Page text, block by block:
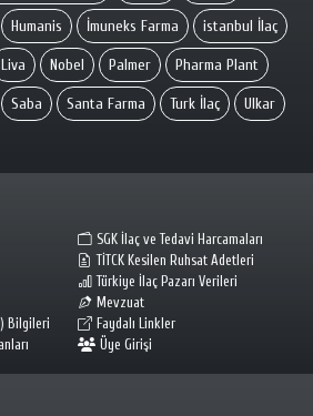
Humanis İmuneks Farma istanbul İlaç
Liva Nobel Palmer Pharma Plant
Saba Santa Farma Turk İlaç Ulkar
Bilgileri
SGK İlaç ve Tedavi Harcamaları
TİTCK Kesilen Ruhsat Adetleri
Türkiye İlaç Pazarı Verileri
Mevzuat
Faydalı Linkler
Üye Girişi